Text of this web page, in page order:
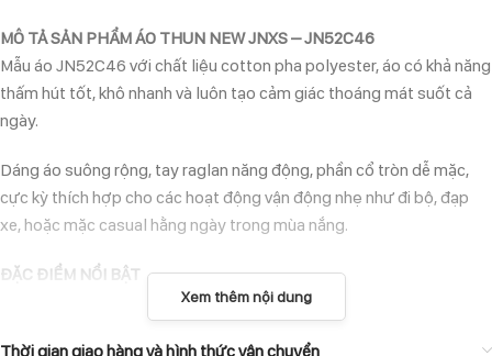
MÔ TẢ SẢN PHẨM ÁO THUN NEW JNXS – JN52C46
Mẫu áo JN52C46 với chất liệu cotton pha polyester, áo có khả năng
thấm hút tốt, khô nhanh và luôn tạo cảm giác thoáng mát suốt cả
ngày.
Dáng áo suông rộng, tay raglan năng động, phần cổ tròn dễ mặc,
cực kỳ thích hợp cho các hoạt động vận động nhẹ như đi bộ, đạp
xe, hoặc mặc casual hằng ngày trong mùa nắng.
ĐẶC ĐIỂM NỔI BẬT
Chất liệu cotton 59.7% + polyester 40.3%: mềm nhẹ, nhanh khô,
thoáng khí.
Xem thêm nội dung
Thời gian giao hàng và hình thức vận chuyển